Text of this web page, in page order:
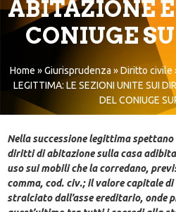
ABITAZIONE
CONIUGE
Home »Giurisprudenza »Diritto civile
LEGITTIMA: LE SEZIONI UNITE SUI
DEL CONIUGE
Nella successione legittima spettano
diritti di abitazione sulla casa
uso sui mobili che la corredano,
comma, cod. civ.; il valore capitale
stralciato dall’asse ereditario, onde